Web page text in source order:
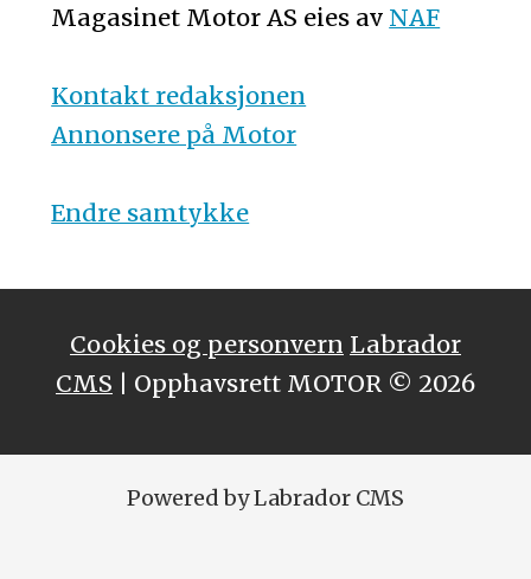
Magasinet Motor AS eies av NAF
Kontakt redaksjonen
Annonsere på Motor
Endre samtykke
Cookies og personvern Labrador
CMS | Opphavsrett MOTOR © 2026
Powered by Labrador CMS